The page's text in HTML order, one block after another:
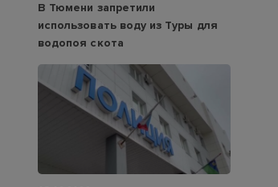
В Тюмени запретили
использовать воду из Туры для
водопоя скота